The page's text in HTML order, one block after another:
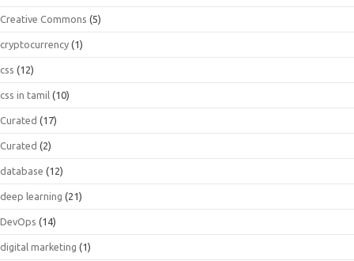
Creative Commons (5)
cryptocurrency (1)
css (12)
css in tamil (10)
Curated (17)
Curated (2)
database (12)
deep learning (21)
DevOps (14)
digital marketing (1)